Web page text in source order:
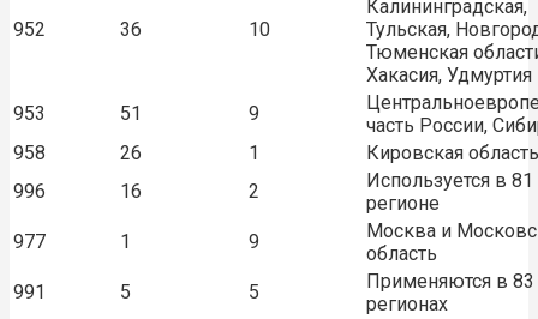
952 36 10
Калининградская,
Тульская,
Тюменская
Хакасия, Удмуртия
953
51 9
часть России,
958
26 1
Кировская область
996
16 2
Используется в 81
регионе
977
1 9
Москва и
область
991
5 5
Применяются в 83
регионах